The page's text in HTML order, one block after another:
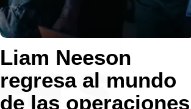
Liam Neeson
regresa al mundo
de las operaciones